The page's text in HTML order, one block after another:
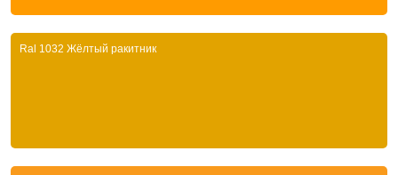
Ral 1032 Жёлтый ракитник